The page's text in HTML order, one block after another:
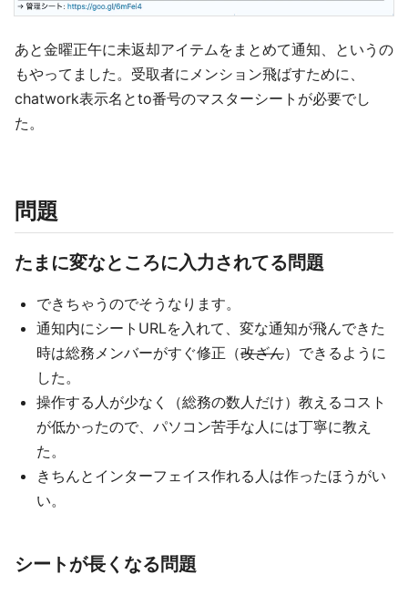
あと金曜正午に未返却アイテムをまとめて通知、というの
もやってました。受取者にメンション飛ばすために、
chatwork表示名とto番号のマスターシートが必要でし
た。
問題
たまに変なところに入力されてる問題
できちゃうのでそうなります。
通知内にシートURLを入れて、変な通知が飛んできた
時は総務メンバーがすぐ修正（改ざん）できるように
した。
操作する人が少なく（総務の数人だけ）教えるコスト
が低かったので、パソコン苦手な人には丁寧に教え
た。
きちんとインターフェイス作れる人は作ったほうがい
い。
シートが長くなる問題